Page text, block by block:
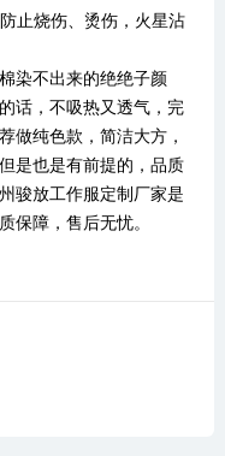
止烧伤、烫伤，火星沾
不出来的绝绝子颜
话，不吸热又透气，完
做纯色款，简洁大方，
是也是有前提的，品质
骏放工作服定制厂家是
保障，售后无忧。